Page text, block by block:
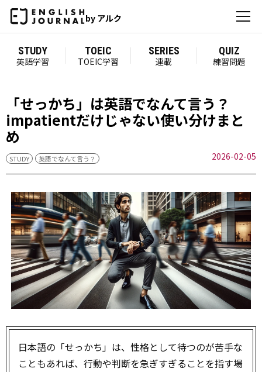
by アルク
STUDY
英語学習
TOEIC
TOEIC学習
SERIES
連載
QUIZ
練習問題
「せっかち」は英語でなんて言う？
impatientだけじゃない使い分けまと
め
STUDY 英語でなんて言う？ 2026-02-05
日本語の「せっかち」は、性格として待つのが苦手な
こともあれば、行動や判断を急ぎすぎることを指す場